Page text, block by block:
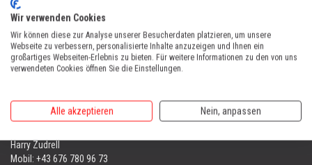
PORTABLE WINCH
AUTOMOWER
Automower Kundendienst Nüziders
AUTOMOWER SHOP LUSTENAU
Harry Zudrell
Mobil: +43 676 780 96 73
Wir verwenden Cookies
Wir können diese zur Analyse unserer Besucherdaten platzieren, um unsere
Webseite zu verbessern, personalisierte Inhalte anzuzeigen und Ihnen ein
großartiges Webseiten-Erlebnis zu bieten. Für weitere Informationen zu den von uns
verwendeten Cookies öffnen Sie die Einstellungen.
Alle akzeptieren Nein, anpassen